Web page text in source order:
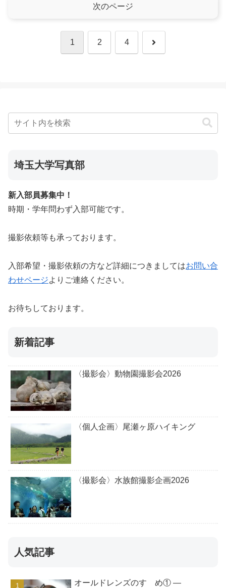
次のページ
1 2 4 次
埼玉大学写真部
新入部員募集中！
時期・学年問わず入部可能です。
撮影依頼等も承っております。
入部希望・撮影依頼の方など詳細につきましてはお問い合
わせページよりご連絡ください。
お待ちしております。
新着記事
〈撮影会〉動物園撮影会2026
〈個人企画〉尾瀬ヶ原ハイキング
〈撮影会〉水族館撮影企画2026
人気記事
オールドレンズのすゝめ① ―